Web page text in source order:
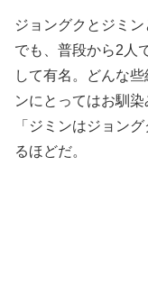
ジョングクとジミ
でも、普段から2人
して有名。どんな
ンにとってはお馴
「ジミンはジョン
るほどだ。